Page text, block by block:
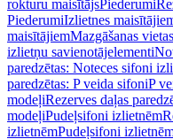
rokturu maisītājsPiederumi
PiederumiIzlietnes
maisītājiemMazgāšanas
izlietņu savienotājelementi
paredzētas: Noteces sifoni
paredzētas: P veida sifoniP
modeļiRezerves daļas
modeļiPudeļsifoni izlietnēm
izlietnēmPudeļsifoni